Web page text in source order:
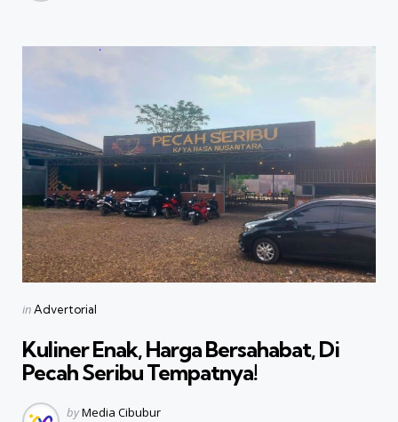
Categories
Posted
inAdvertorial
Kuliner Enak, Harga Bersahabat, Di
Pecah Seribu Tempatnya!
Posted
byMedia Cibubur